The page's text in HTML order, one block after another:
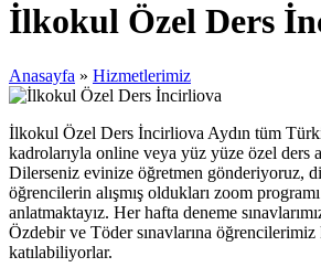
İlkokul Özel Ders
Anasayfa » Hizmetlerimiz
İlkokul Özel Ders İncirliova Aydın tüm
kadrolarıyla online veya yüz yüze özel ders
Dilerseniz evinize öğretmen gönderiyoruz,
öğrencilerin alışmış oldukları zoom
anlatmaktayız. Her hafta deneme
Özdebir ve Töder sınavlarına öğrencilerimiz
katılabiliyorlar.